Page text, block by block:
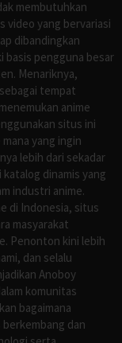
membutuhkan
video yang bervariasi
dibandingkan
basis pengguna besar
Menariknya,
tempat
anime
situs ini
yang ingin
lebih dari sekadar
dinamis yang
industri anime.
di Indonesia, situs
masyarakat
Penonton kini lebih
dan selalu
Anoboy
komunitas
bagaimana
dan